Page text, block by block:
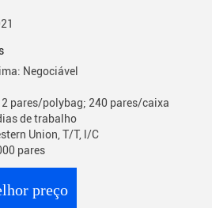
Negociável
pares/polybag; 240 pares/caixa
de trabalho
Union, T/T, l/C
pares
preço